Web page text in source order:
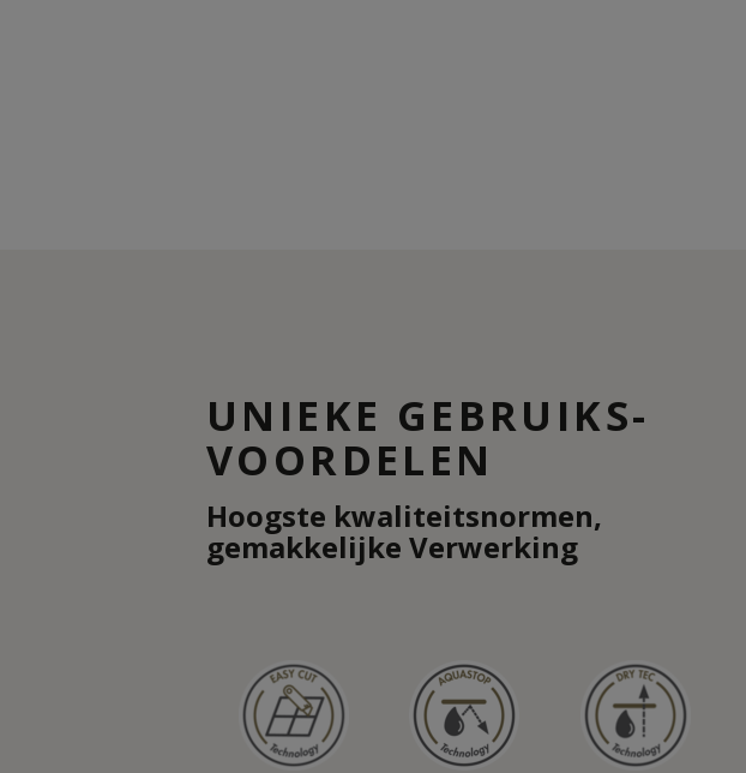
UNIEKE GEBRUIKS-
VOORDELEN
Hoogste kwaliteitsnormen,
gemakkelijke Verwerking